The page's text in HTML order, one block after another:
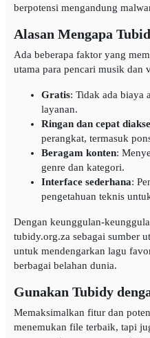
berpotensi mengandung
Alasan Mengapa
Ada beberapa faktor yang
utama para pencari musik dan
Gratis: Tidak ada biaya
layanan.
Ringan dan cepat
perangkat, termasuk
Beragam konten:
genre dan kategori.
Interface sederhana:
pengetahuan teknis
Dengan keunggulan-
tubidy.org.za sebagai sumber
untuk mendengarkan lagu
berbagai belahan dunia.
Gunakan Tubidy
Memaksimalkan fitur dan
menemukan file terbaik, tapi